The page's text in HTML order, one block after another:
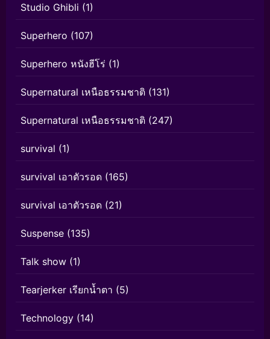
Studio Ghibli (1)
Superhero (107)
Superhero หนังฮีโร่ (1)
Supernatural เหนือธรรมชาติ (131)
Supernatural เหนือธรรมชาติ (247)
survival (1)
survival เอาตัวรอด (165)
survival เอาตัวรอด (21)
Suspense (135)
Talk show (1)
Tearjerker เรียกน้ำตา (5)
Technology (14)